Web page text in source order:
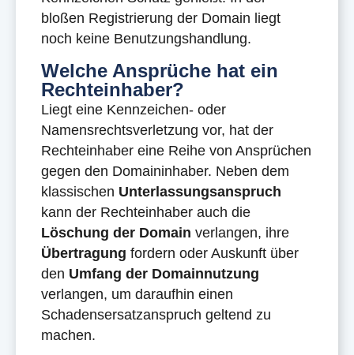
bloßen Registrierung der Domain liegt
noch keine Benutzungshandlung.
Welche Ansprüche hat ein
Rechteinhaber?
Liegt eine Kennzeichen- oder
Namensrechtsverletzung vor, hat der
Rechteinhaber eine Reihe von Ansprüchen
gegen den Domaininhaber. Neben dem
klassischen Unterlassungsanspruch
kann der Rechteinhaber auch die
Löschung der Domain verlangen, ihre
Übertragung fordern oder Auskunft über
den Umfang der Domainnutzung
verlangen, um daraufhin einen
Schadensersatzanspruch geltend zu
machen.